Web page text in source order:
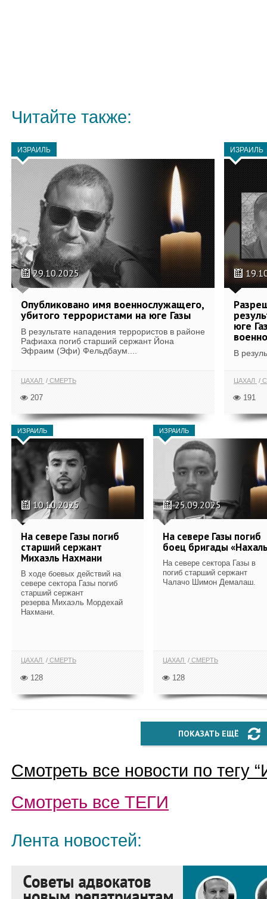
Читайте также:
ИЗРАИЛЬ
29.10.2025
Опубликовано имя военнослужащего,
убитого террористами на юге Газы
В результате нападения террористов в районе
Рафиаха погиб старший сержант Йона
Эфраим (Эфи) Фельдбаум....
ЦАХАЛ СМЕРТЬ
207
ИЗРАИЛЬ
юге
В
ЦАХАЛ
191
ИЗРАИЛЬ
10.10.2025
На севере Газы погиб
старший сержант
Михаэль Нахмани
В ходе боевых действий на
севере сектора Газы погиб
старший сержант
резерва Михаэль Мордехай
Нахмани.
ЦАХАЛ СМЕРТЬ
128
ИЗРАИЛЬ
25.09.2025
На севере Газы погиб
боец бригады
На севере сектора Газы в
погиб старший сержант
Чалачо Шимон Демалаш.
ЦАХАЛ СМЕРТЬ
128
ПОКАЗАТЬ ЕЩЁ
Смотреть все новости по тегу “
Смотреть все ТЕГИ
Лента новостей: